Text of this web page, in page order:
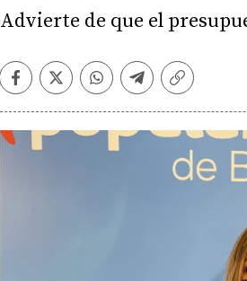
Advierte de que el
Facebook
TwitterWhatsapp
Telegram
Copiar